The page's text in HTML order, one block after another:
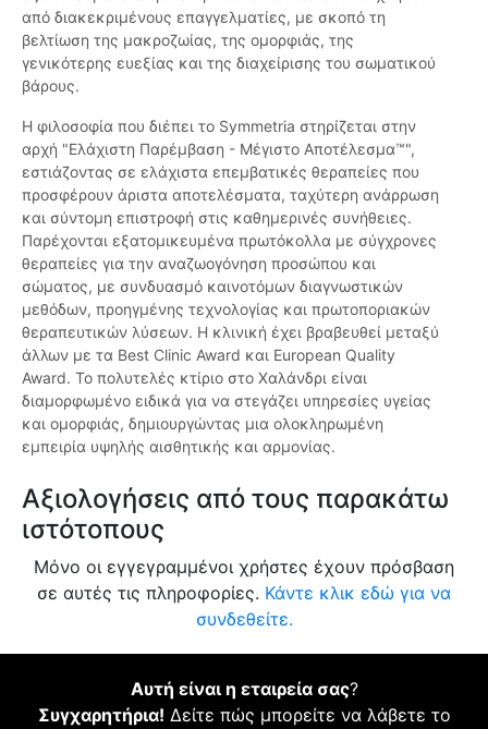
από διακεκριμένους επαγγελματίες, με σκοπό τη
βελτίωση της μακροζωίας, της ομορφιάς, της
γενικότερης ευεξίας και της διαχείρισης του σωματικού
βάρους.
Η φιλοσοφία που διέπει το Symmetria στηρίζεται στην
αρχή "Ελάχιστη Παρέμβαση - Μέγιστο Αποτέλεσμα™",
εστιάζοντας σε ελάχιστα επεμβατικές θεραπείες που
προσφέρουν άριστα αποτελέσματα, ταχύτερη ανάρρωση
και σύντομη επιστροφή στις καθημερινές συνήθειες.
Παρέχονται εξατομικευμένα πρωτόκολλα με σύγχρονες
θεραπείες για την αναζωογόνηση προσώπου και
σώματος, με συνδυασμό καινοτόμων διαγνωστικών
μεθόδων, προηγμένης τεχνολογίας και πρωτοποριακών
θεραπευτικών λύσεων. Η κλινική έχει βραβευθεί μεταξύ
άλλων με τα Best Clinic Award και European Quality
Award. Το πολυτελές κτίριο στο Χαλάνδρι είναι
διαμορφωμένο ειδικά για να στεγάζει υπηρεσίες υγείας
και ομορφιάς, δημιουργώντας μια ολοκληρωμένη
εμπειρία υψηλής αισθητικής και αρμονίας.
Αξιολογήσεις από τους παρακάτω
ιστότοπους
Μόνο οι εγγεγραμμένοι χρήστες έχουν πρόσβαση
σε αυτές τις πληροφορίες. Κάντε κλικ εδώ για να
συνδεθείτε.
Αυτή είναι η εταιρεία σας?
Συγχαρητήρια! Δείτε πώς μπορείτε να λάβετε το